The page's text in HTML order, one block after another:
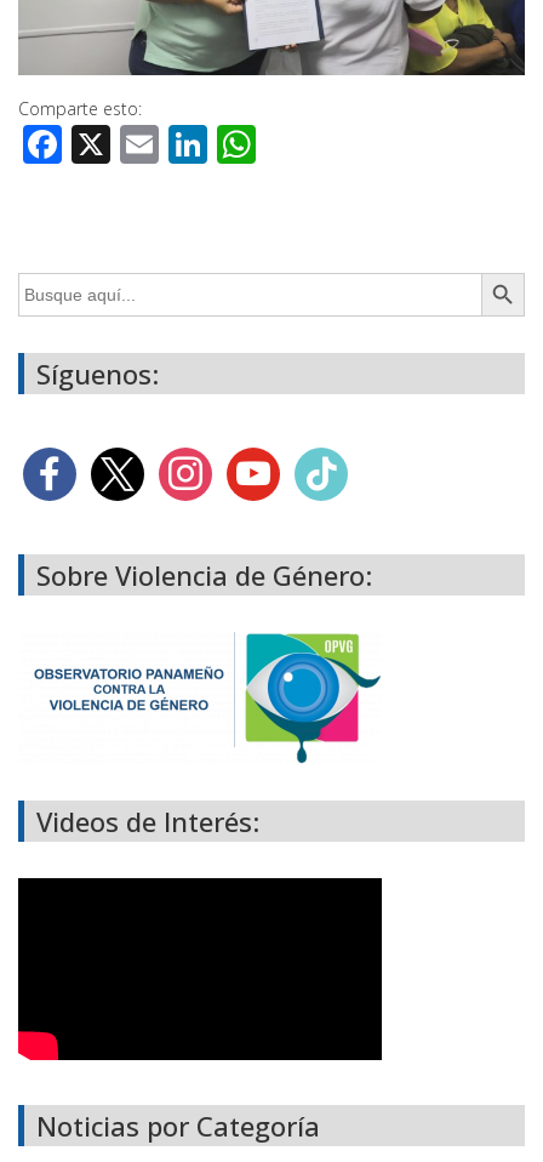
Comparte esto:
Facebook
X EmailLinkedIn
Buscar: Botón de
Síguenos:
Sobre Violencia de Género:
Videos de Interés:
Noticias por Categoría